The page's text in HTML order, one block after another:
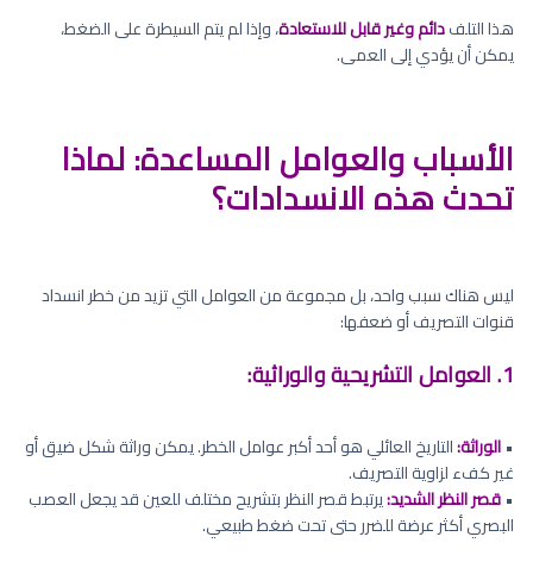
هذا التلفدائم وغير قابل للاستعادة، وإذا لم يتم السيطرة على الضغط،
يمكن أن يؤدي إلى العمى.
الأسباب والعوامل المساعدة: لماذا
تحدث هذه الانسدادات؟
ليس هناك سبب واحد، بل مجموعة من العوامل التي تزيد من خطر انسداد
قنوات التصريف أو ضعفها:
1. العوامل التشريحية والوراثية:
•الوراثة:التاريخ العائلي هو أحد أكبر عوامل الخطر. يمكن وراثة شكل ضيق أو
غير كفء لزاوية التصريف.
•قصر النظر الشديد:يرتبط قصر النظر بتشريح مختلف للعين قد يجعل العصب
البصري أكثر عرضة للضرر حتى تحت ضغط طبيعي.